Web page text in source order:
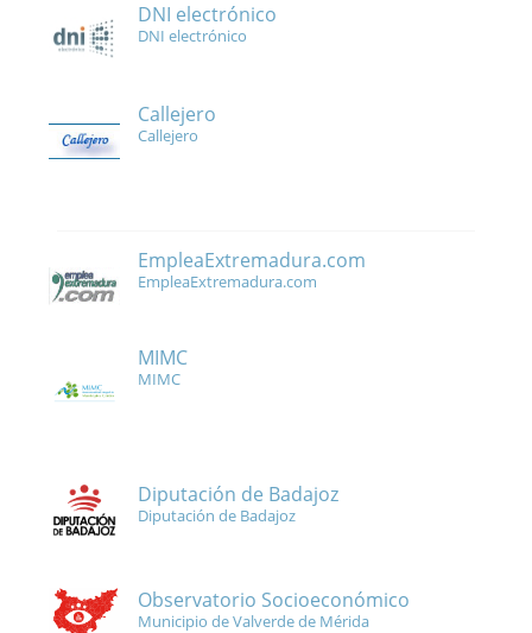
DNI electrónico
DNI electrónico
Callejero
Callejero
EmpleaExtremadura.com
EmpleaExtremadura.com
MIMC
MIMC
Diputación de Badajoz
Diputación de Badajoz
Observatorio Socioeconómico
Municipio de Valverde de Mérida